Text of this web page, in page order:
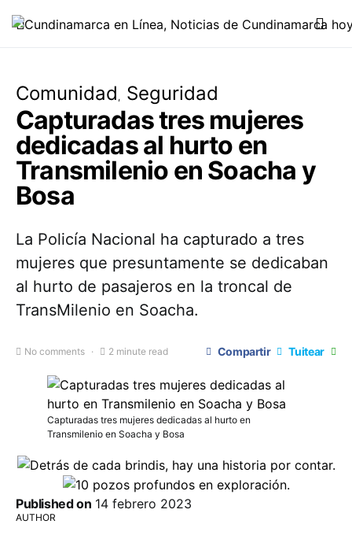
Comunidad Seguridad
Capturadas tres mujeres
dedicadas al hurto en
Transmilenio en Soacha y
Bosa
La Policía Nacional ha capturado a tres
mujeres que presuntamente se dedicaban
al hurto de pasajeros en la troncal de
TransMilenio en Soacha.
No comments 2 minute read Compartir Tuitear
Capturadas tres mujeres dedicadas al hurto en
Transmilenio en Soacha y Bosa
Published on 14 febrero 2023
AUTHOR